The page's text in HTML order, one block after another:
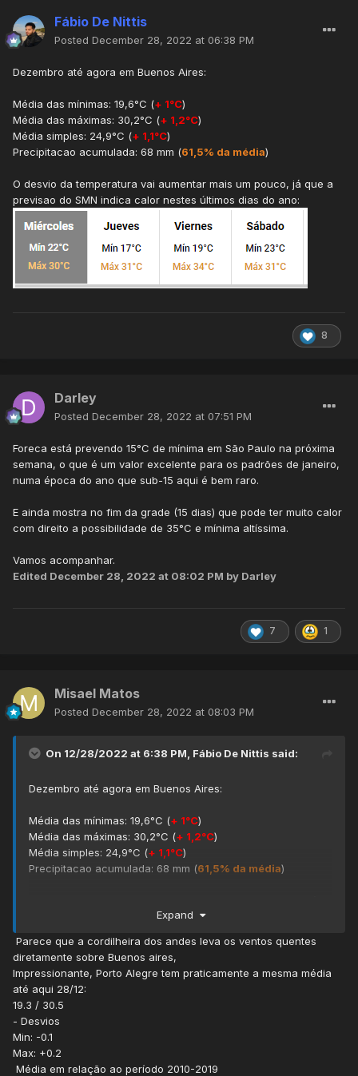
Fábio De Nittis
Posted December 28, 2022 at 06:38 PM
Dezembro até agora em Buenos Aires:
Média das mínimas: 19,6°C (+ 1°C)
Média das máximas: 30,2°C (+ 1,2°C)
Média simples: 24,9°C (+ 1,1°C)
Precipitacao acumulada: 68 mm (61,5% da média)
O desvio da temperatura vai aumentar mais um pouco, já que a
previsao do SMN indica calor nestes últimos dias do ano:
8
Darley
Posted December 28, 2022 at 07:51 PM
Foreca está prevendo 15°C de mínima em São Paulo na próxima
semana, o que é um valor excelente para os padrões de janeiro,
numa época do ano que sub-15 aqui é bem raro.
E ainda mostra no fim da grade (15 dias) que pode ter muito calor
com direito a possibilidade de 35°C e mínima altíssima.
Vamos acompanhar.
Edited December 28, 2022 at 08:02 PM by Darley
7 1
Misael Matos
Posted December 28, 2022 at 08:03 PM
On 12/28/2022 at 6:38 PM, Fábio De Nittis said:
Dezembro até agora em Buenos Aires:
Média das mínimas: 19,6°C (+ 1°C)
Média das máximas: 30,2°C (+ 1,2°C)
Média simples: 24,9°C (+ 1,1°C)
Precipitacao acumulada: 68 mm (61,5% da média)
que a previsao do SMN indica calor nestes últimos dias do
Expand
Parece que a cordilheira dos andes leva os ventos quentes
diretamente sobre Buenos aires,
Impressionante, Porto Alegre tem praticamente a mesma média
até aqui 28/12:
19.3 / 30.5
- Desvios
Min: -0.1
Max: +0.2
Média em relação ao período 2010-2019